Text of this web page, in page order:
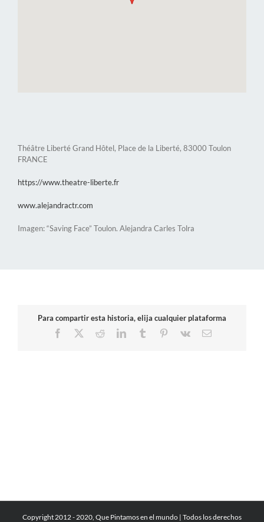
Théâtre Liberté Grand Hôtel, Place de la Liberté, 83000 Toulon
FRANCE
https://www.theatre-liberte.fr
www.alejandractr.com
Imagen: “Saving Face” Toulon. Alejandra Carles Tolra
Para compartir esta historia, elija cualquier plataforma
Facebook
RedditLinkedInTumblr Pinterest
Vk
Correo
Copyright 2012 - 2020, Que Pintamos en el mundo | Todos los derechos